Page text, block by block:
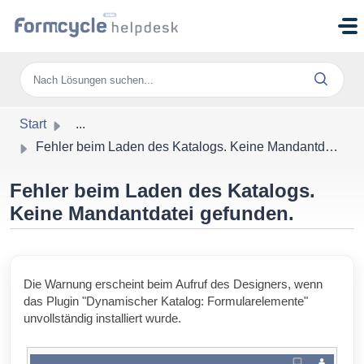
Start
...
Fehler beim Laden des Katalogs. Keine Mandantdatei gefunden.
Fehler beim Laden des Katalogs.
Keine Mandantdatei gefunden.
Die Warnung erscheint beim Aufruf des Designers, wenn
das Plugin "Dynamischer Katalog: Formularelemente"
unvollständig installiert wurde.